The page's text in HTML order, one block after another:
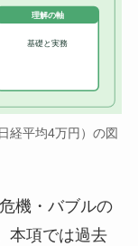
理解の軸
基礎と実務
経平均4万円）の図
機・バブルの
本項では過去